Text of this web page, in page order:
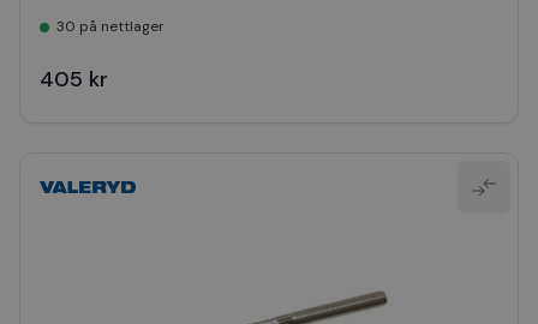
30 på nettlager
405 kr